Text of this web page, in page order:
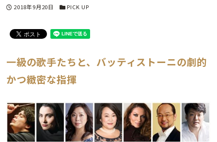
投稿日
2018年9月20日 カテゴリー
PICK UP
一級の歌手たちと、バッティストーニの劇的
かつ緻密な指揮